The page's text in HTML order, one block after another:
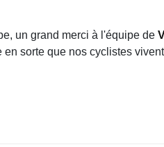
un grand merci à l'équipe de
sorte que nos cyclistes